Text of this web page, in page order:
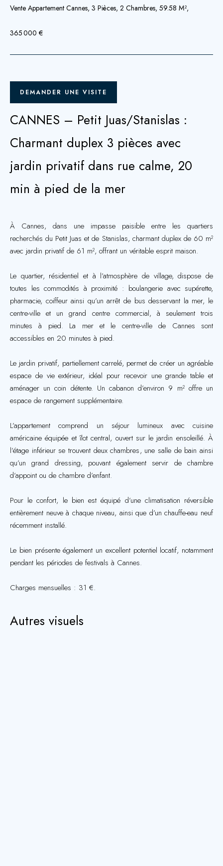
Vente Appartement Cannes, 3 Pièces, 2 Chambres, 59.58 M²,
365 000 €
DEMANDER UNE VISITE
CANNES – Petit Juas/Stanislas :
Charmant duplex 3 pièces avec
jardin privatif dans rue calme, 20
min à pied de la mer
À Cannes, dans une impasse paisible entre les quartiers
recherchés du Petit Juas et de Stanislas, charmant duplex de 60 m²
avec jardin privatif de 61 m², offrant un véritable esprit maison.
Le quartier, résidentiel et à l’atmosphère de village, dispose de
toutes les commodités à proximité : boulangerie avec supérette,
pharmacie, coiffeur ainsi qu’un arrêt de bus desservant la mer, le
centre-ville et un grand centre commercial, à seulement trois
minutes à pied. La mer et le centre-ville de Cannes sont
accessibles en 20 minutes à pied.
Le jardin privatif, partiellement carrelé, permet de créer un agréable
espace de vie extérieur, idéal pour recevoir une grande table et
aménager un coin détente. Un cabanon d’environ 9 m² offre un
espace de rangement supplémentaire.
L’appartement comprend un séjour lumineux avec cuisine
américaine équipée et îlot central, ouvert sur le jardin ensoleillé. À
l’étage inférieur se trouvent deux chambres, une salle de bain ainsi
qu’un grand dressing, pouvant également servir de chambre
d’appoint ou de chambre d’enfant.
Pour le confort, le bien est équipé d’une climatisation réversible
entièrement neuve à chaque niveau, ainsi que d’un chauffe-eau neuf
récemment installé.
Le bien présente également un excellent potentiel locatif, notamment
pendant les périodes de festivals à Cannes.
Charges mensuelles : 31 €.
Autres visuels